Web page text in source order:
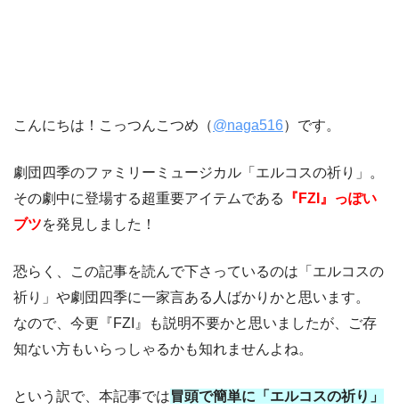
こんにちは！こっつんこつめ（@naga516）です。
劇団四季のファミリーミュージカル「エルコスの祈り」。
その劇中に登場する超重要アイテムである
『 FZI 』っぽい
ブツを発見しました！
恐らく、この記事を読んで下さっているのは「エルコスの
祈り」や劇団四季に一家言ある人ばかりかと思います。
なので、今更『FZI』も説明不要かと思いましたが、ご存
知ない方もいらっしゃるかも知れませんよね。
という訳で、本記事では冒頭で簡単に「エルコスの祈り」